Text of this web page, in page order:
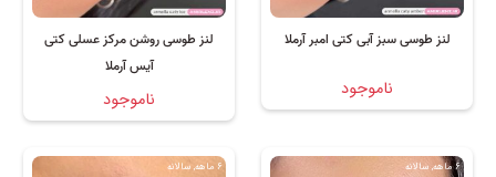
لنز طوسی سبز آبی کتی امبر آرملا
ناموجود
لنز طوسی روشن مرکز عسلی کتی
آیس آرملا
ناموجود
6 ماهه, سالانه 6 ماهه, سالانه